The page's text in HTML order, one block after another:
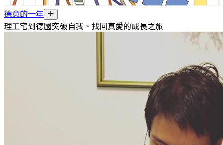
德意的一年
理工宅到德國突破自我、找回真愛的成長之旅